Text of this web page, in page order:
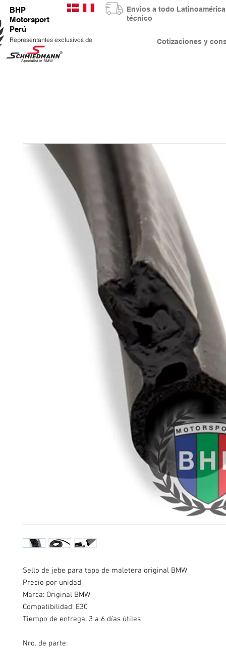
BHP
Motorsport
Perú
Representantes exclusivos de Cotizaciones y
Envios a todo
técnico
Sello de jebe para tapa de maletera original BMW
Precio por unidad
Marca: Original BMW
Compatibilidad: E30
Tiempo de entrega: 3 a 6 días útiles
Nro. de parte: